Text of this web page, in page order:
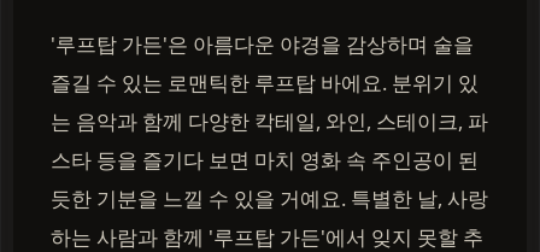
'루프탑 가든'은 아름다운 야경을 감상하며 술을
즐길 수 있는 로맨틱한 루프탑 바에요. 분위기 있
는 음악과 함께 다양한 칵테일, 와인, 스테이크, 파
스타 등을 즐기다 보면 마치 영화 속 주인공이 된
듯한 기분을 느낄 수 있을 거예요. 특별한 날, 사랑
하는 사람과 함께 '루프탑 가든'에서 잊지 못할 추